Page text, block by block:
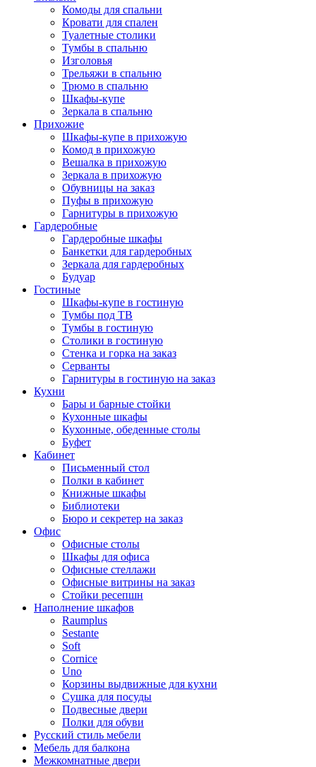
Комоды для спальни
Кровати для спален
Туалетные столики
Тумбы в спальню
Изголовья
Трельяжи в спальню
Трюмо в спальню
Шкафы-купе
Зеркала в спальню
Прихожие
Шкафы-купе в прихожую
Комод в прихожую
Вешалка в прихожую
Зеркала в прихожую
Обувницы на заказ
Пуфы в прихожую
Гарнитуры в прихожую
Гардеробные
Гардеробные шкафы
Банкетки для гардеробных
Зеркала для гардеробных
Будуар
Гостиные
Шкафы-купе в гостиную
Тумбы под ТВ
Тумбы в гостиную
Столики в гостиную
Стенка и горка на заказ
Серванты
Гарнитуры в гостиную на заказ
Кухни
Бары и барные стойки
Кухонные шкафы
Кухонные, обеденные столы
Буфет
Кабинет
Письменный стол
Полки в кабинет
Книжные шкафы
Библиотеки
Бюро и секретер на заказ
Офис
Офисные столы
Шкафы для офиса
Офисные стеллажи
Офисные витрины на заказ
Стойки ресепшн
Наполнение шкафов
Raumplus
Sestante
Soft
Cornice
Uno
Корзины выдвижные для кухни
Сушка для посуды
Подвесные двери
Полки для обуви
Русский стиль мебели
Мебель для балкона
Межкомнатные двери